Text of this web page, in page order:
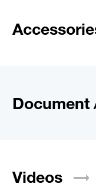
Document
Videos